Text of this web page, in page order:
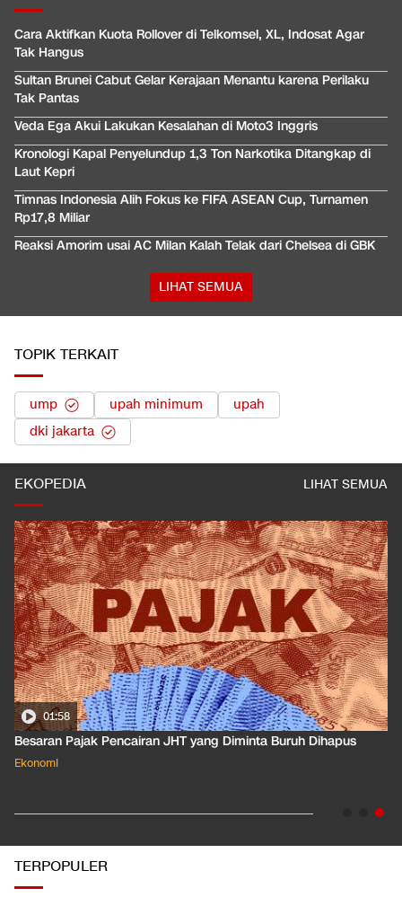
Cara Aktifkan Kuota Rollover di Telkomsel, XL, Indosat Agar
Tak Hangus
Sultan Brunei Cabut Gelar Kerajaan Menantu karena Perilaku
Tak Pantas
Veda Ega Akui Lakukan Kesalahan di Moto3 Inggris
Kronologi Kapal Penyelundup 1,3 Ton Narkotika Ditangkap di
Laut Kepri
Timnas Indonesia Alih Fokus ke FIFA ASEAN Cup, Turnamen
Rp17,8 Miliar
Reaksi Amorim usai AC Milan Kalah Telak dari Chelsea di GBK
LIHAT SEMUA
TOPIK TERKAIT
ump upah minimum
upah
dki jakarta
EKOPEDIA LIHAT SEMUA
01:50
Apa Arti Peringkat Kredit Indonesia yang Dirilis S&P Global
Dkk?
TERPOPULER